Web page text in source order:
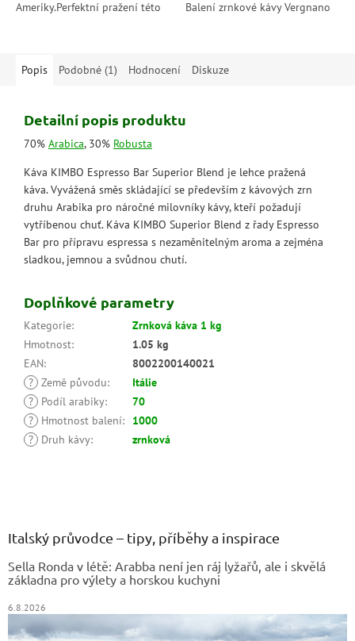
Ameriky.Perfektní pražení této
Balení zrnkové kávy Vergnano
Popis Podobné (1) Hodnocení Diskuze
Detailní popis produktu
70% Arabica, 30% Robusta
Káva KIMBO Espresso Bar Superior Blend je lehce pražená
káva. Vyvážená směs skládající se především z kávových zrn
druhu Arabika pro náročné milovníky kávy, kteří požadují
vytříbenou chuť. Káva KIMBO Superior Blend z řady Espresso
Bar pro přípravu espressa s nezaměnitelným aroma a zejména
sladkou, jemnou a svůdnou chutí.
Doplňkové parametry
Kategorie:
Zrnková káva 1 kg
Hmotnost:
1.05 kg
EAN:
8002200140021
? Země původu:
Itálie
?
Podíl arabiky:
70
?
Hmotnost balení:
1000
?
Druh kávy: zrnková
Italský průvodce – tipy, příběhy a inspirace
Sella Ronda v létě: Arabba není jen ráj lyžařů, ale i skvělá
základna pro výlety a horskou kuchyni
6.8.2026